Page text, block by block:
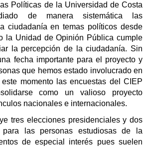
Políticas de la Universidad de Costa
de manera sistemática las
ciudadanía en temas políticos desde
la Unidad de Opinión Pública cumple
la percepción de la ciudadanía. Sin
fecha importante para el proyecto y
que hemos estado involucrado en
momento las encuestas del CIEP
como un valioso proyecto
nacionales e internacionales.
tres elecciones presidenciales y dos
para las personas estudiosas de la
de especial interés pues suelen